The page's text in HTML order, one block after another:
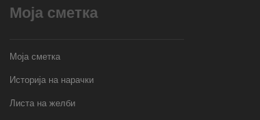
Моја сметка
Моја сметка
Историја на нарачки
Листа на желби